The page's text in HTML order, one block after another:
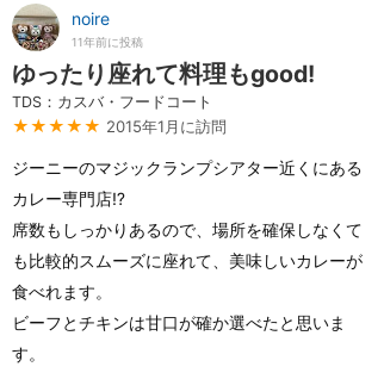
noire
11年前に投稿
ゆったり座れて料理もgood!
TDS：カスバ・フードコート
★★★★★ 2015年1月に訪問
ジーニーのマジックランプシアター近くにある
カレー専門店⁉︎
席数もしっかりあるので、場所を確保しなくて
も比較的スムーズに座れて、美味しいカレーが
食べれます。
ビーフとチキンは甘口が確か選べたと思いま
す。